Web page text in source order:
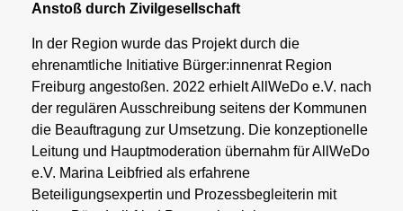
Anstoß durch Zivilgesellschaft
In der Region wurde das Projekt durch die
ehrenamtliche Initiative Bürger:innenrat Region
Freiburg angestoßen. 2022 erhielt AllWeDo e.V. nach
der regulären Ausschreibung seitens der Kommunen
die Beauftragung zur Umsetzung. Die konzeptionelle
Leitung und Hauptmoderation übernahm für AllWeDo
e.V. Marina Leibfried als erfahrene
Beteiligungsexpertin und Prozessbegleiterin mit